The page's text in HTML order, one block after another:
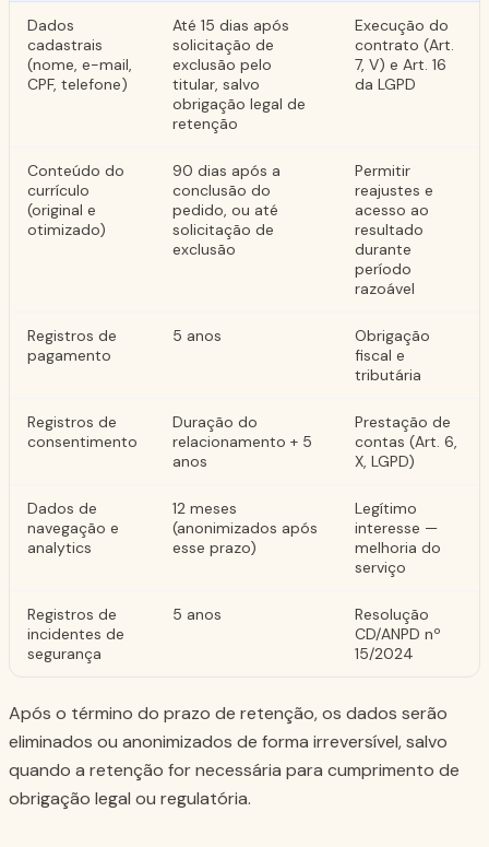
Dados
cadastrais
(nome, e-mail,
CPF, telefone)
Até 15 dias após
solicitação de
exclusão pelo
titular, salvo
obrigação legal de
retenção
Execução do
contrato (Art.
7, V) e Art. 16
da LGPD
Conteúdo do
currículo
(original e
otimizado)
90 dias após a
conclusão do
pedido, ou até
solicitação de
exclusão
Permitir
reajustes e
acesso ao
resultado
durante
período
razoável
Registros de
pagamento
5 anos
Obrigação
fiscal e
tributária
Registros de
consentimento
Duração do
relacionamento + 5
anos
Prestação de
contas (Art. 6,
X, LGPD)
Dados de
navegação e
analytics
12 meses
(anonimizados após
esse prazo)
Legítimo
interesse —
melhoria do
serviço
Registros de
incidentes de
segurança
5 anos
Resolução
CD/ANPD nº
15/2024
Após o término do prazo de retenção, os dados serão
eliminados ou anonimizados de forma irreversível, salvo
quando a retenção for necessária para cumprimento de
obrigação legal ou regulatória.